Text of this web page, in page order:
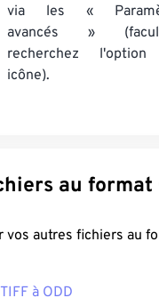
via les «
avancés »
recherchez l'option
icône).
TIFF à ODD